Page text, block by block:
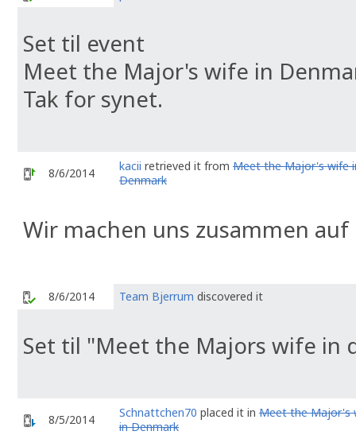
Set til event
Meet the Major's wife in
Tak for synet.
8/6/2014 kacii retrieved it from Meet the Major's wife
Denmark
Wir machen uns zusammen auf
8/6/2014 Team Bjerrum discovered it
Set til "Meet the Majors wife in
8/5/2014 Schnattchen70 placed it in Meet the Major's
in Denmark